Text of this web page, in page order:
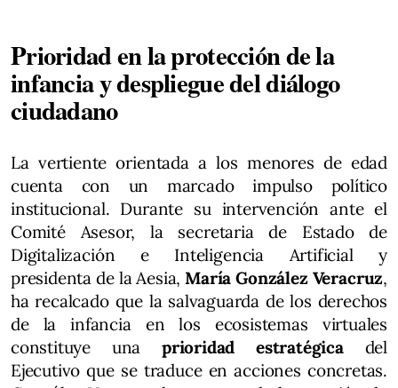
Prioridad en la protección de la
infancia y despliegue del diálogo
ciudadano
La vertiente orientada a los menores de edad
cuenta con un marcado impulso político
institucional. Durante su intervención ante el
Comité Asesor, la secretaria de Estado de
Digitalización e Inteligencia Artificial y
presidenta de la Aesia,María González Veracruz,
ha recalcado que la salvaguarda de los derechos
de la infancia en los ecosistemas virtuales
constituye una prioridad estratégicadel
Ejecutivo que se traduce en acciones concretas.